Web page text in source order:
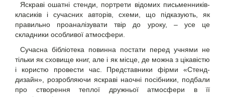
Яскраві ошатні стенди, портрети відомих письменників-
класиків і сучасних авторів, схеми, що підказують, як
правильно проаналізувати твір до уроку, – усе це
складники особливої атмосфери.
Сучасна бібліотека повинна постати перед учнями не
тільки як сховище книг, але і як місце, де можна з цікавістю
і користю провести час. Представники фірми «Стенд-
дизайн», розробляючи яскраві наочні посібники, подбали
про створення теплої дружньої атмосфери в її